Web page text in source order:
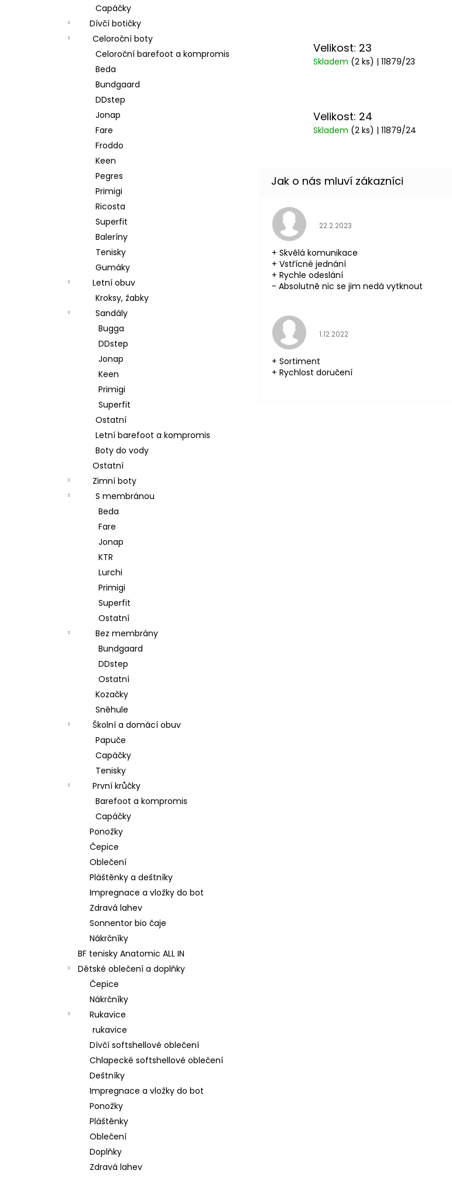
Capáčky
Dívčí botičky
Celoroční boty
Celoroční barefoot a kompromis
Beda
Bundgaard
DDstep
Jonap
Fare
Froddo
Keen
Pegres
Primigi
Ricosta
Superfit
Baleríny
Tenisky
Gumáky
Letní obuv
Kroksy, žabky
Sandály
Bugga
DDstep
Jonap
Keen
Primigi
Superfit
Ostatní
Letní barefoot a kompromis
Boty do vody
Ostatní
Zimní boty
S membránou
Beda
Fare
Jonap
KTR
Lurchi
Primigi
Superfit
Ostatní
Bez membrány
Bundgaard
DDstep
Ostatní
Kozačky
Sněhule
Školní a domácí obuv
Papuče
Capáčky
Tenisky
První krůčky
Barefoot a kompromis
Capáčky
Ponožky
Čepice
Oblečení
Pláštěnky a deštníky
Impregnace a vložky do bot
Zdravá lahev
Sonnentor bio čaje
Nákrčníky
BF tenisky Anatomic ALL IN
Dětské oblečení a doplňky
Čepice
Nákrčníky
Rukavice
rukavice
Dívčí softshellové oblečení
Chlapecké softshellové oblečení
Deštníky
Impregnace a vložky do bot
Ponožky
Pláštěnky
Oblečení
Doplňky
Zdravá lahev
Velikost: 23
Skladem (2 ks) | 11879/23
Velikost: 24
Skladem (2 ks) | 11879/24
Hodnocení obchodu je 5 z 5
22.2.2023
+ Skvělá komunikace
+ Vstřícné jednání
+ Rychle odeslání
- Absolutně nic se jim nedá vytknout
Hodnocení obchodu je 5 z 5
1.12.2022
+ Sortiment
+ Rychlost doručení